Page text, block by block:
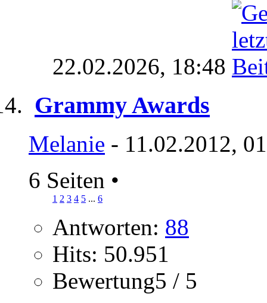
22.02.2026, 18:48
Grammy Awards
Melanie - 11.02.2012,
6 Seiten •
1 2 3 4 5 ... 6
Antworten: 88
Hits: 50.951
Bewertung5 / 5